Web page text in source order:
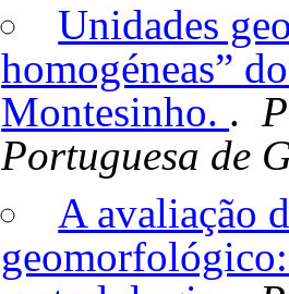
Unidades
homogéneas”
Montesinho. .
Portuguesa de
A avaliação